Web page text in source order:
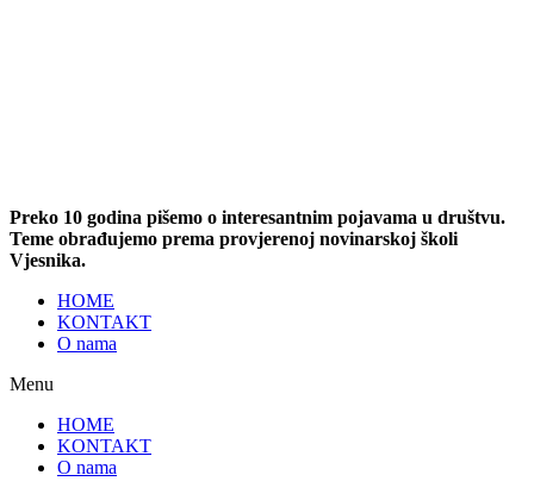
Preko 10 godina pišemo o interesantnim pojavama u društvu.
Teme obrađujemo prema provjerenoj novinarskoj školi
Vjesnika.
HOME
KONTAKT
O nama
Menu
HOME
KONTAKT
O nama